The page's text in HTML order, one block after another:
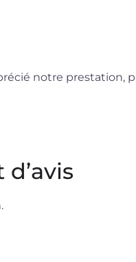
notre prestation,